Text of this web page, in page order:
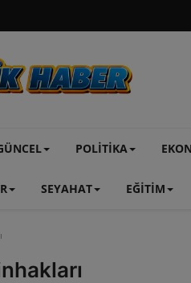
POLİTİKA
SEYAHAT EĞİTİM